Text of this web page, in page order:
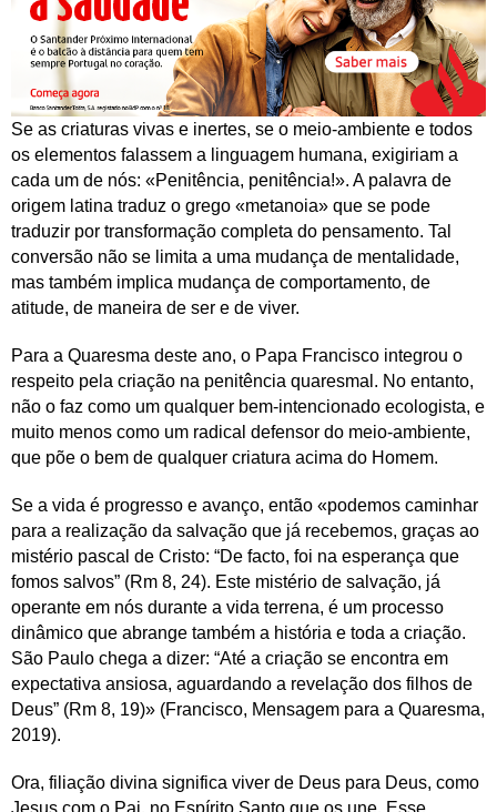
Se as criaturas vivas e inertes, se o meio-ambiente e todos
os elementos falassem a linguagem humana, exigiriam a
cada um de nós: «Penitência, penitência!». A palavra de
origem latina traduz o grego «metanoia» que se pode
traduzir por transformação completa do pensamento. Tal
conversão não se limita a uma mudança de mentalidade,
mas também implica mudança de comportamento, de
atitude, de maneira de ser e de viver.
Para a Quaresma deste ano, o Papa Francisco integrou o
respeito pela criação na penitência quaresmal. No entanto,
não o faz como um qualquer bem-intencionado ecologista, e
muito menos como um radical defensor do meio-ambiente,
que põe o bem de qualquer criatura acima do Homem.
Se a vida é progresso e avanço, então «podemos caminhar
para a realização da salvação que já recebemos, graças ao
mistério pascal de Cristo: “De facto, foi na esperança que
fomos salvos” (Rm 8, 24). Este mistério de salvação, já
operante em nós durante a vida terrena, é um processo
dinâmico que abrange também a história e toda a criação.
São Paulo chega a dizer: “Até a criação se encontra em
expectativa ansiosa, aguardando a revelação dos filhos de
Deus” (Rm 8, 19)» (Francisco, Mensagem para a Quaresma,
2019).
Ora, filiação divina significa viver de Deus para Deus, como
Jesus com o Pai, no Espírito Santo que os une. Esse